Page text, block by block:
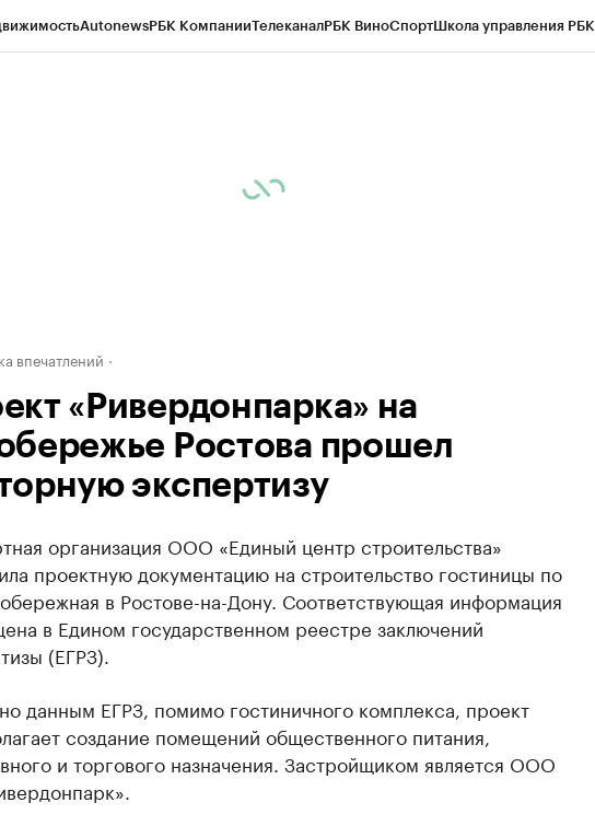
AutonewsРБК КомпанииТелеканалРБК ВиноСпортШкола управления РБК
впечатлений
«Ривердонпарка» на
Ростова прошел
экспертизу
организация ООО «Единый центр строительства»
проектную документацию на строительство гостиницы по
в Ростове-на-Дону. Соответствующая информация
в Едином государственном реестре заключений
(ЕГРЗ).
данным ЕГРЗ, помимо гостиничного комплекса, проект
создание помещений общественного питания,
и торгового назначения. Застройщиком является ООО